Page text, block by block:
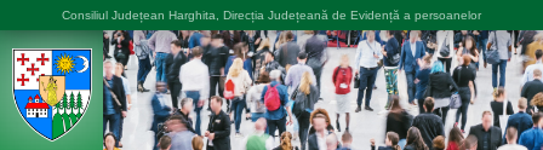
Consiliul Județean Harghita, Direcția Județeană de Evidență a persoanelor